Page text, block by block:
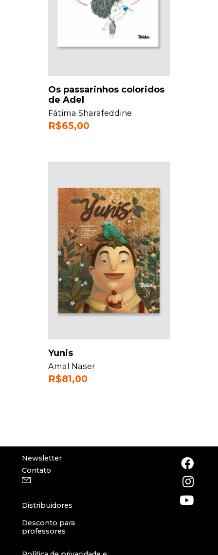
Os passarinhos coloridos
de Adel
Fátima Sharafeddine
R$65,00
Yunis
Amal Naser
R$81,00
Newsletter
Contato
Distribuidores
Desconto para
professores